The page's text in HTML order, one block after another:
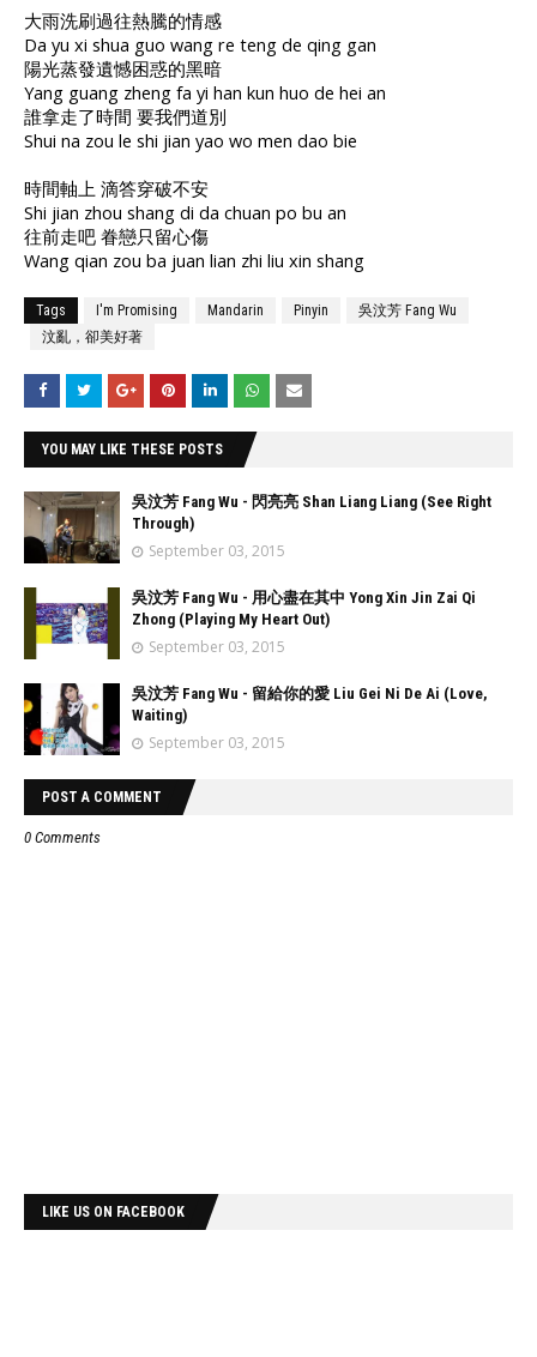
大雨洗刷過往熱騰的情感
Da yu xi shua guo wang re teng de qing gan
陽光蒸發遺憾困惑的黑暗
Yang guang zheng fa yi han kun huo de hei an
誰拿走了時間 要我們道別
Shui na zou le shi jian yao wo men dao bie
時間軸上 滴答穿破不安
Shi jian zhou shang di da chuan po bu an
往前走吧 眷戀只留心傷
Wang qian zou ba juan lian zhi liu xin shang
Tags I'm Promising Mandarin Pinyin
吳汶芳 Fang Wu
汶亂，卻美好著
YOU MAY LIKE THESE POSTS
吳汶芳 Fang Wu - 閃亮亮 Shan Liang Liang (See Right
Through)
September 03, 2015
吳汶芳 Fang Wu - 用心盡在其中 Yong Xin Jin Zai Qi
Zhong (Playing My Heart Out)
September 03, 2015
吳汶芳 Fang Wu - 留給你的愛 Liu Gei Ni De Ai (Love,
Waiting)
September 03, 2015
POST A COMMENT
0 Comments
LIKE US ON FACEBOOK